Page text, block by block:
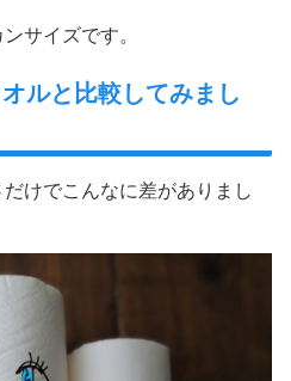
サイズです。
ルと比較してみまし
けでこんなに差がありまし